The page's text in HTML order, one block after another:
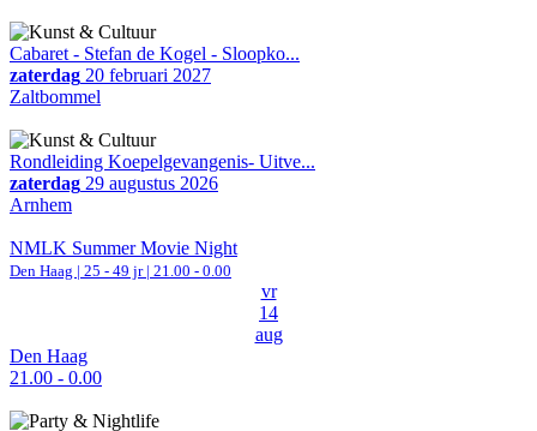
Cabaret - Stefan de Kogel - Sloopko...
zaterdag 20 februari 2027
Zaltbommel
Rondleiding Koepelgevangenis- Uitve...
zaterdag 29 augustus 2026
Arnhem
NMLK Summer Movie Night
Den Haag | 25 - 49 jr | 21.00 - 0.00
vr
14
aug
Den Haag
21.00 - 0.00